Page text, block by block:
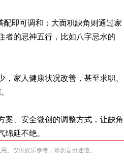
即可调和；大面积缺角则通过家
者的忌神五行，比如八字忌水的
家人健康状况改善，甚至求职、
案、安全微创的调整方式，让缺角
延不绝。
。仅供娱乐参考，请勿盲目迷信。